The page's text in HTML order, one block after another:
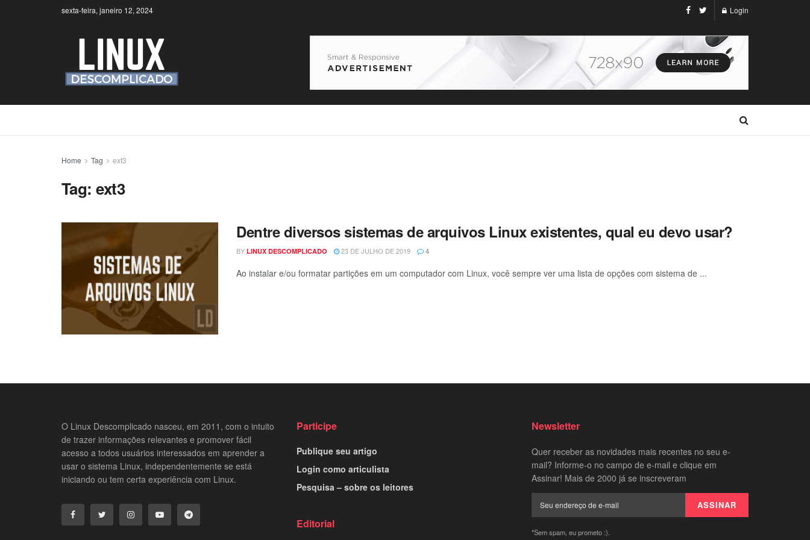
sexta-feira, janeiro 12, 2024 Login
Home Tag ext3
Tag:ext3
Dentre diversos sistemas de arquivos Linux existentes, qual eu devo usar?
BY LINUX DESCOMPLICADO 23 DE JULHO DE 2019 4
Ao instalar e/ou formatar partições em um computador com Linux, você sempre ver uma lista de opções com sistema de ...
O Linux Descomplicado nasceu, em 2011, com o intuito
de trazer informações relevantes e promover fácil
acesso a todos usuários interessados em aprender a
usar o sistema Linux, independentemente se está
iniciando ou tem certa experiência com Linux.
Participe
Publique seu artigo
Login como articulista
Pesquisa – sobre os leitores
Editorial
Newsletter
Quer receber as novidades mais recentes no seu e-
mail? Informe-o no campo de e-mail e clique em
Assinar! Mais de 2000 já se inscreveram
*Sem spam, eu prometo :).